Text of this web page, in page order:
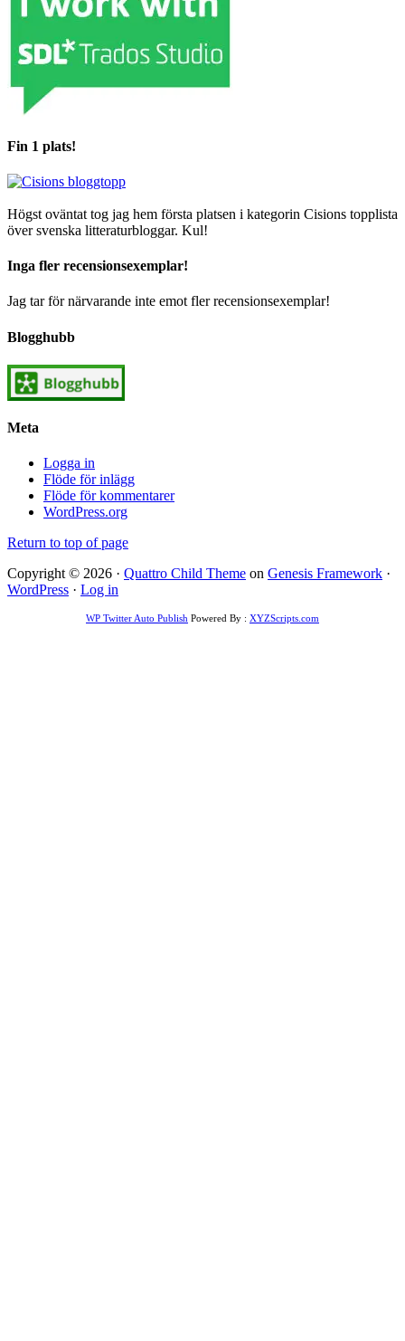
Fin 1 plats!
Högst oväntat tog jag hem första platsen i kategorin Cisions topplista
över svenska litteraturbloggar. Kul!
Inga fler recensionsexemplar!
Jag tar för närvarande inte emot fler recensionsexemplar!
Blogghubb
Meta
Logga in
Flöde för inlägg
Flöde för kommentarer
WordPress.org
Return to top of page
Copyright © 2026 · Quattro Child Theme on Genesis Framework ·
WordPress · Log in
WP Twitter Auto Publish Powered By : XYZScripts.com